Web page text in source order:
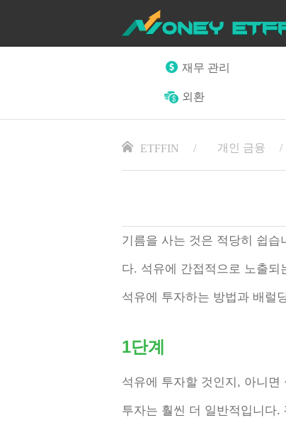
재무 관리
외환
ETFFIN 개인 금융
기름을 사는 것은 적당히 쉽
다. 석유에 간접적으로 노출
석유에 투자하는 방법과 배럴
1단계
석유에 투자할 것인지, 아니
투자는 훨씬 더 일반적입니다